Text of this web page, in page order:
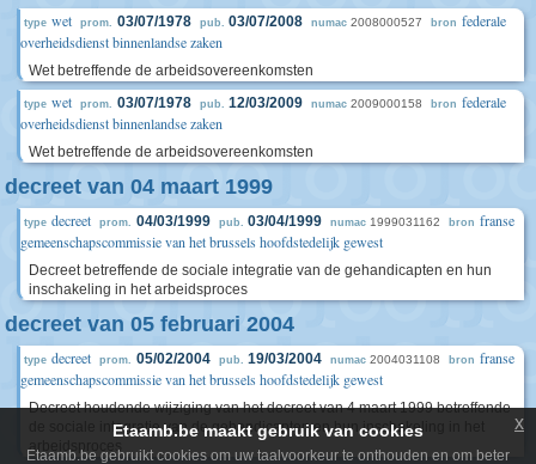
type wet prom. 03/07/1978 pub. 03/07/2008 numac 2008000527 bron federale
overheidsdienst binnenlandse zaken
Wet betreffende de arbeidsovereenkomsten
type wet prom. 03/07/1978 pub. 12/03/2009 numac 2009000158 bron federale
overheidsdienst binnenlandse zaken
Wet betreffende de arbeidsovereenkomsten
decreet van 04 maart 1999
type decreet prom. 04/03/1999 pub. 03/04/1999 numac 1999031162 bron franse
gemeenschapscommissie van het brussels hoofdstedelijk gewest
Decreet betreffende de sociale integratie van de gehandicapten en hun
inschakeling in het arbeidsproces
decreet van 05 februari 2004
type decreet prom. 05/02/2004 pub. 19/03/2004 numac 2004031108 bron franse
gemeenschapscommissie van het brussels hoofdstedelijk gewest
Decreet houdende wijziging van het decreet van 4 maart 1999 betreffende
de sociale integratie van de gehandicapten en hun inschakeling in het
Etaamb.be maakt gebruik van cookies
Etaamb.be gebruikt cookies om uw taalvoorkeur te onthouden en om beter
x